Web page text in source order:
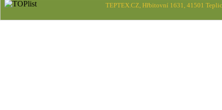
TEPTEX.CZ, Hřbitovní 1631, 41501